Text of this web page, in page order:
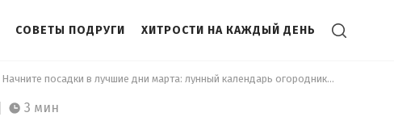
СОВЕТЫ ПОДРУГИ ХИТРОСТИ НА КАЖДЫЙ ДЕНЬ
Начните посадки в лучшие дни марта: лунный календарь огородника: лунный календарь огородника
3 мин